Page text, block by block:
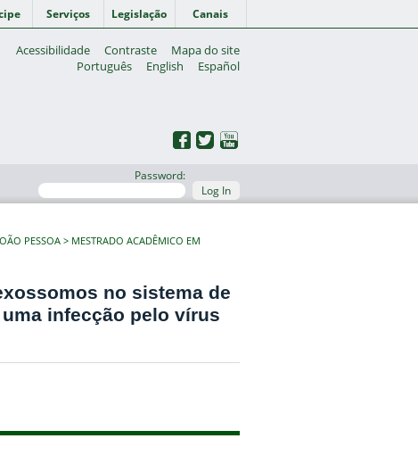
Serviços Legislação Canais
Acessibilidade Contraste
Mapa do site
Português
English Español
Password:
Log In
PESSOA
MESTRADO ACADÊMICO EM
no sistema de
infecção pelo vírus